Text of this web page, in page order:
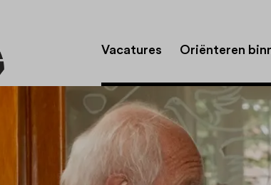
Vacatures Oriënteren